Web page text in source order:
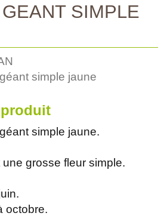
SIMPLE
simple jaune
simple jaune.
grosse fleur simple.
octobre.